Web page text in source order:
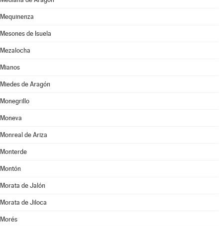
Mequinenza
Mesones de Isuela
Mezalocha
Mianos
Miedes de Aragón
Monegrillo
Moneva
Monreal de Ariza
Monterde
Montón
Morata de Jalón
Morata de Jiloca
Morés